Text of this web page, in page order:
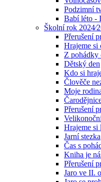
Podzimní
Babí léto -
Školní rok
Přerušení
Hrajeme si
Z pohádky
Dětský den
Kdo si
Člověče
Moje
Přerušení
Hrajeme si
Jarní stezka
Čas s
Kniha je
Přerušení
Jaro ve II.